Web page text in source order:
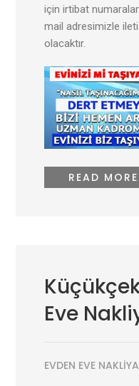
için irtibat
mail adresimizle
olacaktır.
READ MORE
Eve
EVDEN EVE